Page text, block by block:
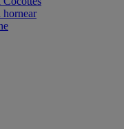
hornear